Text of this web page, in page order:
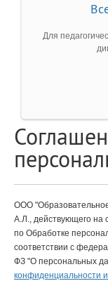
Для
ООО
А.Л., действующего на
по Обработке
соответствии с
ФЗ "О персональных
конфиденциальности